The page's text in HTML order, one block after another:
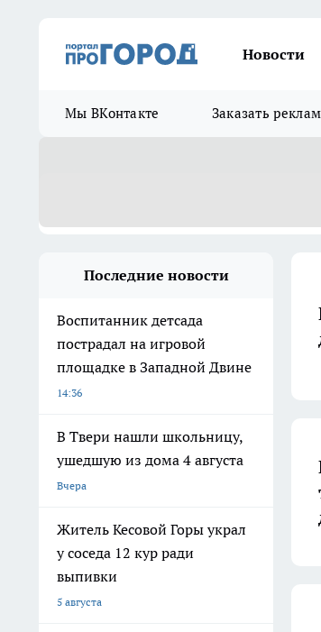
Новости
Мы ВКонтакте Заказать
Последние новости
Воспитанник детсада
пострадал на игровой
площадке в Западной Двине
14:36
В Твери нашли школьницу,
ушедшую из дома 4 августа
Вчера
Житель Кесовой Горы украл
у соседа 12 кур ради
выпивки
5 августа